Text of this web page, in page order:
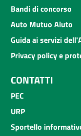
Bandi di concorso
Auto Mutuo Aiuto
Guida ai servizi
Privacy policy e
CONTATTI
PEC
URP
Sportello